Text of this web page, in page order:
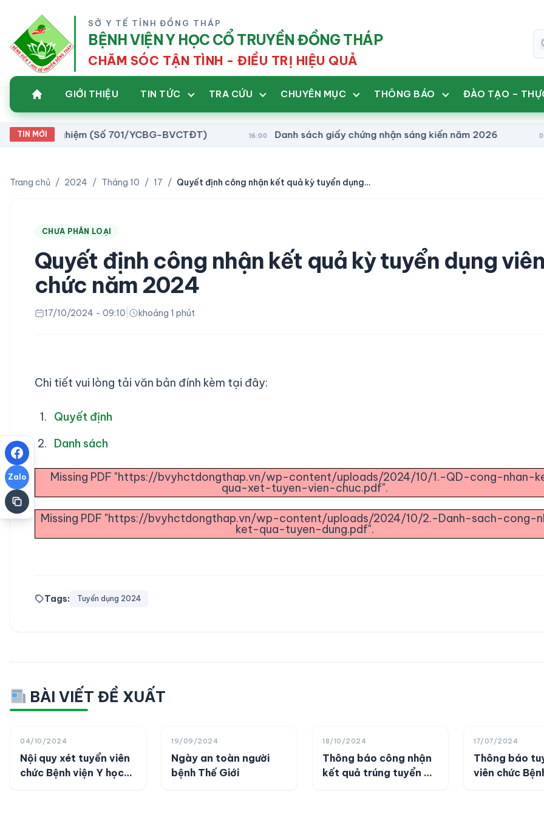
SỞ Y TẾ TỈNH ĐỒNG THÁP
BỆNH VIỆN Y HỌC CỔ TRUYỀN ĐỒNG THÁP
CHĂM SÓC TẬN TÌNH - ĐIỀU TRỊ HIỆU QUẢ
GIỚI THIỆU TIN TỨC TRA CỨU CHUYÊN MỤC THÔNG BÁO ĐÀO TẠO –
TIN MỚI
nghiệm (Số 701/YCBG-BVCTĐT) Danh sách giấy chứng nhận sáng kiến năm 2026
Zalo
Trang chủ / 2024 / Tháng 10 / 17 / Quyết định công nhận kết quả kỳ tuyển dụng viên chức năm 2024
CHƯA PHÂN LOẠI
Quyết định công nhận kết quả kỳ tuyển dụng viên
chức năm 2024
17/10/2024 - 09:10 khoảng 1 phút
Chi tiết vui lòng tải văn bản đính kèm tại đây:
Quyết định
Danh sách
Missing PDF "https://bvyhctdongthap.vn/wp-content/uploads/2024/10/1.-QD-cong-nhan-
qua-xet-tuyen-vien-chuc.pdf".
Missing PDF "https://bvyhctdongthap.vn/wp-content/uploads/2024/10/2.-Danh-sach-cong-
ket-qua-tuyen-dung.pdf".
Tags: Tuyển dụng 2024
BÀI VIẾT ĐỀ XUẤT
04/10/2024
Nội quy xét tuyển viên
chức Bệnh viện Y học
19/09/2024
Ngày an toàn người
bệnh Thế Giới
18/10/2024
Thông báo công nhận
kết quả trúng tuyển kỳ
17/07/2024
Thông báo
viên chức